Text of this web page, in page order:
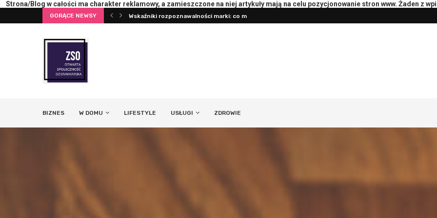
Strona/Blog w całości ma charakter reklamowy, a zamieszczone na niej artykuły mają na celu pozycjonowanie stron www. Żaden z
GORĄCE NEWSY
Wskaźniki rozpoznawalności marki: co mierzyć
Pierwsza konsultacja z psychoterapeutą: pytania i przebieg
BIZNES W DOMU LIFESTYLE USŁUGI ZDROWIE